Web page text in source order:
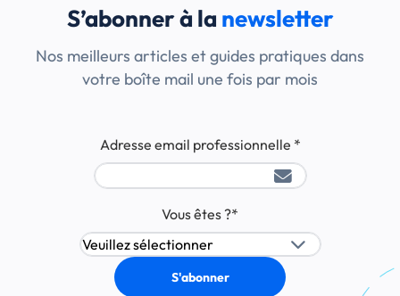
S’abonner à la newsletter
Nos meilleurs articles et guides pratiques dans
votre boîte mail une fois par mois
Adresse email professionnelle *
Vous êtes ?*